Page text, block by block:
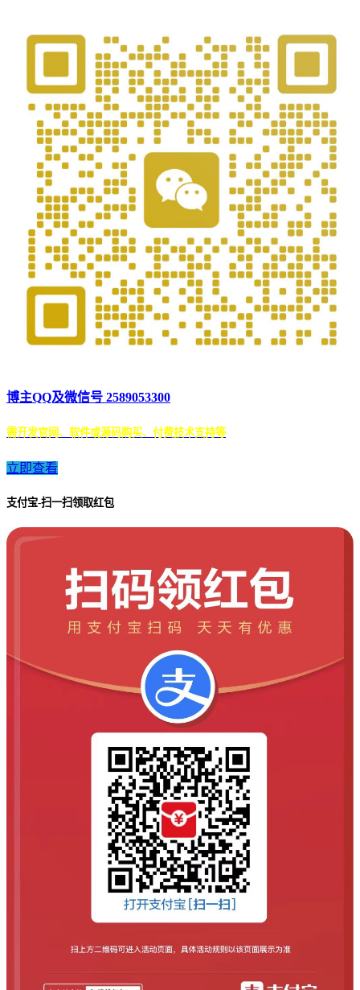
博主QQ及微信号 2589053300
需开发官网、软件或源码购买、付费技术支持等
立即查看
支付宝-扫一扫领取红包